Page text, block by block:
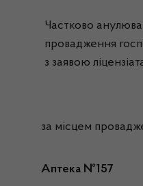
Частково
провадження
з заявою
за місцем
Аптека №157